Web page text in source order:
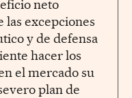
neto
las excepciones
y de defensa
hacer los
el mercado su
plan de